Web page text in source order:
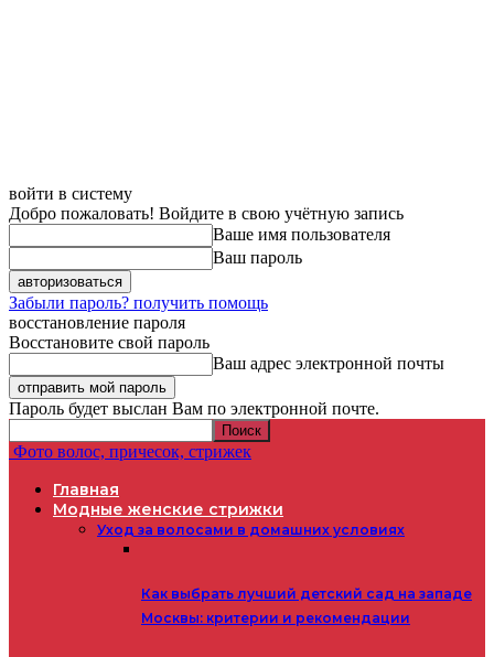
войти в систему
Добро пожаловать! Войдите в свою учётную запись
Ваше имя пользователя
Ваш пароль
Забыли пароль? получить помощь
восстановление пароля
Восстановите свой пароль
Ваш адрес электронной почты
Пароль будет выслан Вам по электронной почте.
Фото волос, причесок, стрижек
Главная
Модные женские стрижки
Уход за волосами в домашних условиях
Как выбрать лучший детский сад на западе
Москвы: критерии и рекомендации